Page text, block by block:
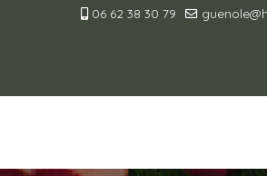
06 62 38 30 79